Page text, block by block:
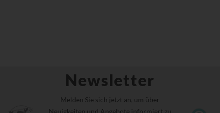
Newsletter
Melden Sie sich jetzt an, um über